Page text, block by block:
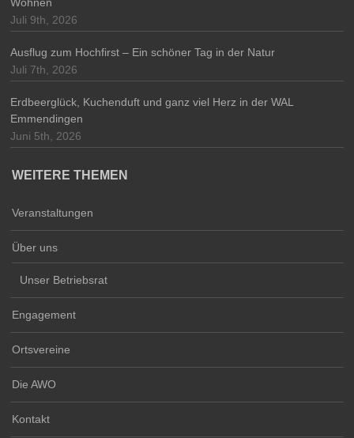
Juli 9th, 2026
Ausflug zum Hochfirst – Ein schöner Tag in der Natur
Juli 7th, 2026
Erdbeerglück, Kuchenduft und ganz viel Herz in der WAL
Emmendingen
Juni 5th, 2026
WEITERE THEMEN
Veranstaltungen
Über uns
Unser Betriebsrat
Engagement
Ortsvereine
Die AWO
Kontakt